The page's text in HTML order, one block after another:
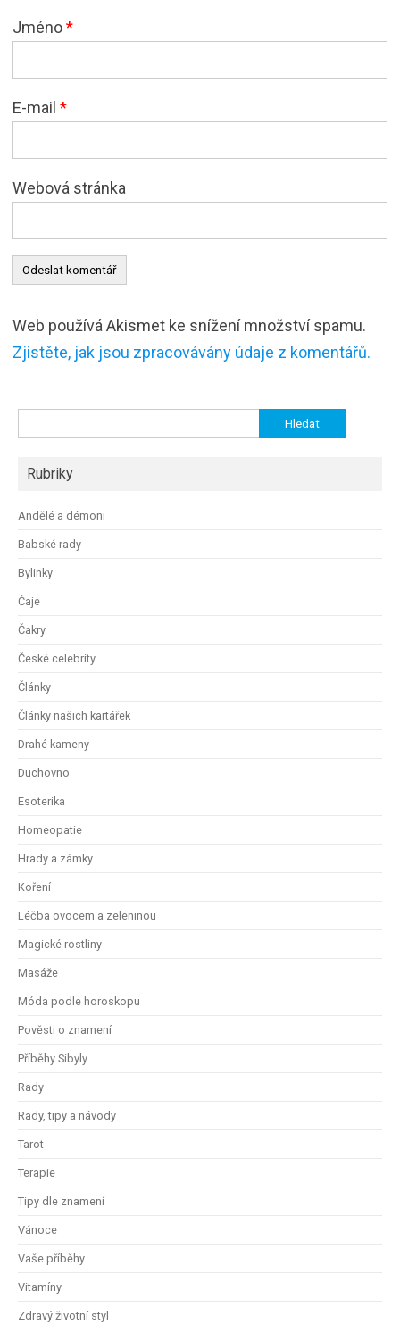
Jméno*
E-mail *
Webová stránka
Web používá Akismet ke snížení množství spamu.
Zjistěte, jak jsou zpracovávány údaje z komentářů.
Rubriky
Andělé a démoni
Babské rady
Bylinky
Čaje
Čakry
České celebrity
Články
Články našich kartářek
Drahé kameny
Duchovno
Esoterika
Homeopatie
Hrady a zámky
Koření
Léčba ovocem a zeleninou
Magické rostliny
Masáže
Móda podle horoskopu
Pověsti o znamení
Příběhy Sibyly
Rady
Rady, tipy a návody
Tarot
Terapie
Tipy dle znamení
Vánoce
Vaše příběhy
Vitamíny
Zdravý životní styl